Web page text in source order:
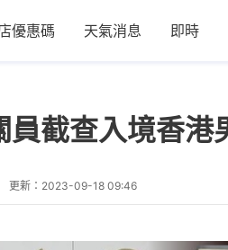
優惠碼 天氣消息 即時
員截查入境香
更新： 2023-09-18 09:46